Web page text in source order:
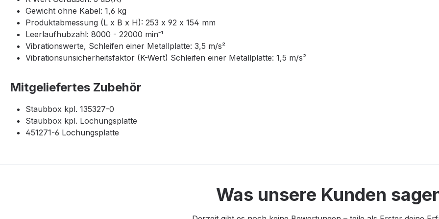
Gewicht ohne Kabel: 1,6 kg
Produktabmessung (L x B x H): 253 x 92 x 154 mm
Leerlaufhubzahl: 8000 - 22000 min⁻¹
Vibrationswerte, Schleifen einer Metallplatte: 3,5 m/s²
Vibrationsunsicherheitsfaktor (K-Wert) Schleifen einer Metallplatte: 1,5 m/s²
Mitgeliefertes Zubehör
Staubbox kpl. 135327-0
Staubbox kpl. Lochungsplatte
451271-6 Lochungsplatte
Was unsere Kunden